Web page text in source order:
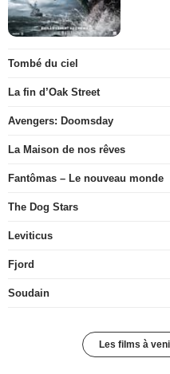
Tombé du ciel
La fin d’Oak Street
Avengers: Doomsday
La Maison de nos rêves
Fantômas – Le nouveau monde
The Dog Stars
Leviticus
Fjord
Soudain
Les films à